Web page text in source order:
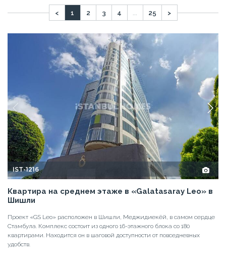
< 1 2 3 4 25 >
IST-1216
Квартира на среднем этаже в «Galatasaray Leo» в
Шишли
Проект «GS Leo» расположен в Шишли, Меджидиекёй, в самом сердце
Стамбула. Комплекс состоит из одного 16-этажного блока со 180
квартирами. Находится он в шаговой доступности от повседневных
удобств.